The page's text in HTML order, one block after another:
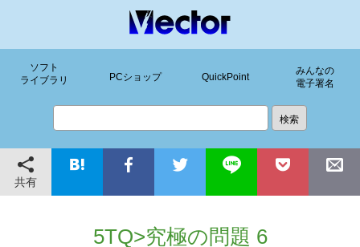
ソフト
ライブラリ
PCショップ QuickPoint
みんなの
電子署名
共有
5TQ>究極の問題 6